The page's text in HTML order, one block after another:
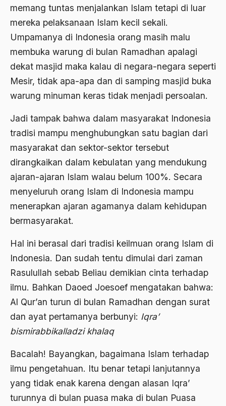
memang tuntas menjalankan Islam tetapi di luar
mereka pelaksanaan Islam kecil sekali.
Umpamanya di Indonesia orang masih malu
membuka warung di bulan Ramadhan apalagi
dekat masjid maka kalau di negara-negara seperti
Mesir, tidak apa-apa dan di samping masjid buka
warung minuman keras tidak menjadi persoalan.
Jadi tampak bahwa dalam masyarakat Indonesia
tradisi mampu menghubungkan satu bagian dari
masyarakat dan sektor-sektor tersebut
dirangkaikan dalam kebulatan yang mendukung
ajaran-ajaran Islam walau belum 100%. Secara
menyeluruh orang Islam di Indonesia mampu
menerapkan ajaran agamanya dalam kehidupan
bermasyarakat.
Hal ini berasal dari tradisi keilmuan orang Islam di
Indonesia. Dan sudah tentu dimulai dari zaman
Rasulullah sebab Beliau demikian cinta terhadap
ilmu. Bahkan Daoed Joesoef mengatakan bahwa:
Al Qur’an turun di bulan Ramadhan dengan surat
dan ayat pertamanya berbunyi: Iqra’
bismirabbikalladzi khalaq
Bacalah! Bayangkan, bagaimana Islam terhadap
ilmu pengetahuan. Itu benar tetapi lanjutannya
yang tidak enak karena dengan alasan Iqra’
turunnya di bulan puasa maka di bulan Puasa
Baku Bae
bali
Bambang Pranomo
Bangladesh
Bangsa Berdaulat
Bangsa dan Negara
Bangsa Indonesia
Bangsa Jawa
Bangsa Sunda
Bangsa Tenggang Rasa
Bangsawan
Bani Sadr
Banjar
bank
Bank Central Amerika
Bank Perkeditan rakyat
Bank Summa
bank syariah